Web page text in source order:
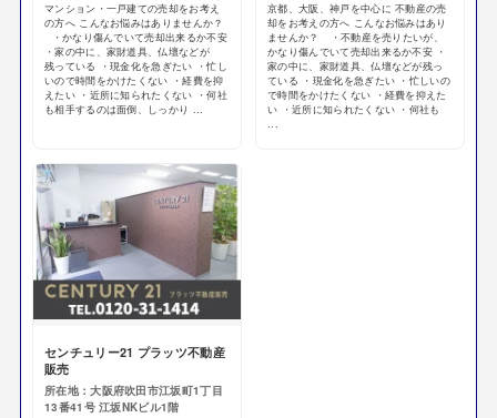
マンション・一戸建ての売却をお考え
の方へ こんなお悩みはありませんか？
・かなり傷んでいて売却出来るか不安
・家の中に、家財道具、仏壇などが
残っている ・現金化を急ぎたい ・忙し
いので時間をかけたくない ・経費を抑
えたい ・近所に知られたくない ・何社
も相手するのは面倒、しっかり ...
京都、大阪、神戸を中心に 不動産の売
却をお考えの方へ こんなお悩みはあり
ませんか？ ・不動産を売りたいが、
かなり傷んでいて売却出来るか不安 ・
家の中に、家財道具、仏壇などが残っ
ている ・現金化を急ぎたい ・忙しいの
で時間をかけたくない ・経費を抑えた
い ・近所に知られたくない ・何社も
...
センチュリー21 プラッツ不動産
販売
所在地：大阪府吹田市江坂町1丁目
13番41号 江坂NKビル1階